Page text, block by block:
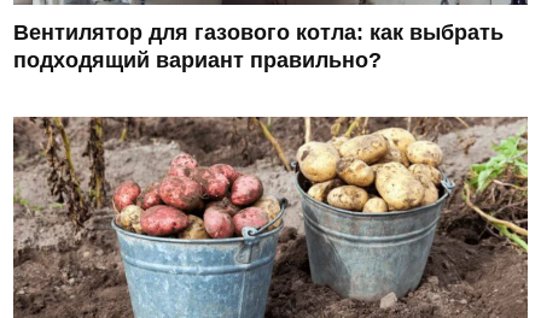
Вентилятор для газового котла: как выбрать
подходящий вариант правильно?